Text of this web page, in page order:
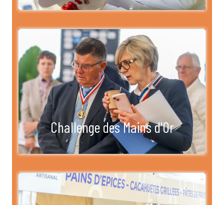
Challenge des Mains d'Or